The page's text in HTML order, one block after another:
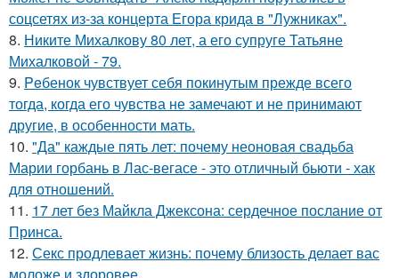
соцсетях из-за концерта Егора крида в "Лужниках".
8. Никите Михалкову 80 лет, а его супруге Татьяне
Михалковой - 79.
9. Peбенок чувствует себя покинутым прежде всего
тогда, когда его чувства не замечают и не принимают
другие, в особенности мать.
10. "Да" каждые пять лет: почему неоновая свадьба
Марии горбань в Лас-вегасе - это отличный бьюти - хак
для отношений.
11. 17 лет без Майкла Джексона: сердечное послание от
Принса.
12. Секс продлевает жизнь: почему близость делает вас
моложе и здоровее.